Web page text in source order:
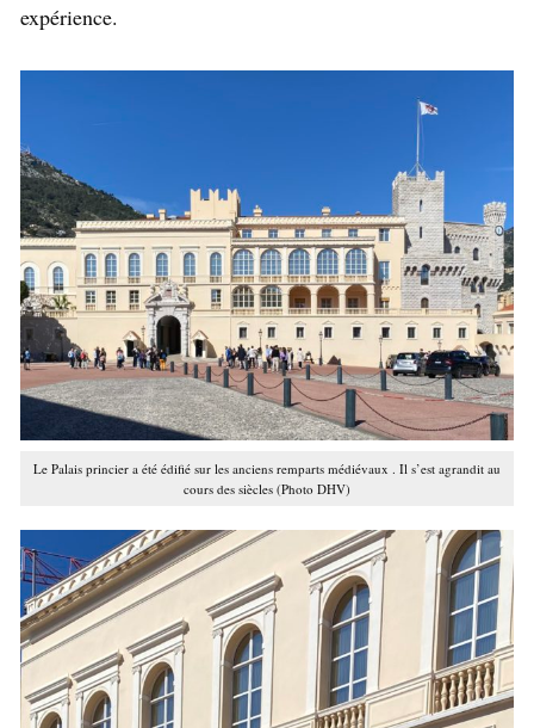
expérience.
Le Palais princier a été édifié sur les anciens remparts médiévaux . Il s’est agrandit au
cours des siècles (Photo DHV)